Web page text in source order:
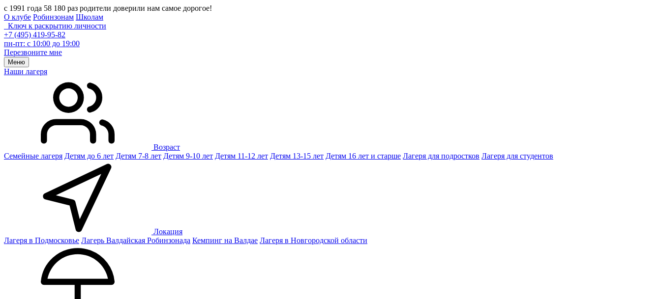
с 1991 года 58 180 раз родители доверили нам самое дорогое!
О клубе Робинзонам Школам
Ключ к раскрытию личности
+7 (495) 419-95-82
пн-пт: с 10:00 до 19:00
Перезвоните мне
Меню
Наши лагеря
Возраст
Семейные лагеря Детям до 6 лет Детям 7-8 лет Детям 9-10 лет Детям 11-12 лет Детям 13-15 лет Детям 16 лет и старше Лагеря для подростков Лагеря для студентов
Локация
Лагеря в Подмосковье Лагерь Валдайская Робинзонада Кемпинг на Валдае Лагеря в Новгородской области